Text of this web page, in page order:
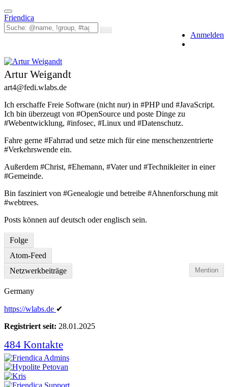
Toggle
navigation
Friendica
Anmelden
Artur Weigandt
art4@fedi.wlabs.de
Ich erschaffe Freie Software (nicht nur) in #PHP und #JavaScript.
Ich bin überzeugt von #OpenSource und poste Dinge zu
#Webentwicklung, #infosec, #Linux und #Datenschutz.
Fahre gerne #Fahrrad und setze mich für eine menschenzentrierte
#Verkehrswende ein.
Außerdem #Christ, #Ehemann, #Vater und #Technikleiter in einer
#Gemeinde.
Bin fasziniert von #Genealogie und betreibe #Ahnenforschung mit
#webtrees.
Posts können auf deutsch oder englisch sein.
Folge
Atom-Feed
Mention
Netzwerkbeiträge
Germany
https://wlabs.de ✔
Registriert seit: 28.01.2025
484 Kontakte
Kontakte
anzeigen